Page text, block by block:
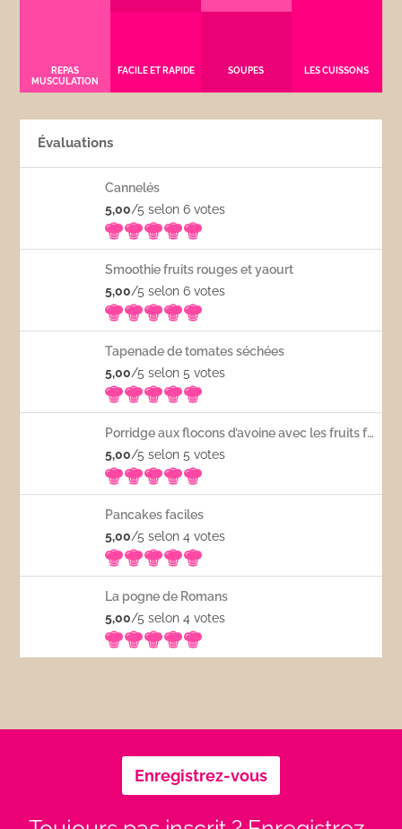
REPAS
MUSCULATION
FACILE ET RAPIDE SOUPES LES CUISSONS
Évaluations
Cannelés
5,00/5 selon 6votes
Smoothie fruits rouges et yaourt
5,00/5 selon 6votes
Tapenade de tomates séchées
5,00/5 selon 5votes
Porridge aux flocons d’avoine avec les fruits frais
5,00/5 selon 5votes
Pancakes faciles
5,00/5 selon 4votes
La pogne de Romans
5,00/5 selon 4votes
Enregistrez-vous